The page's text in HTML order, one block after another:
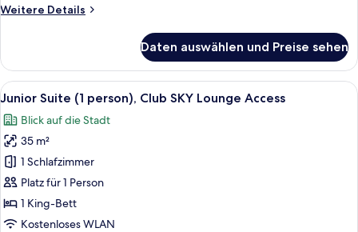
Lounge
anzeigen
Weitere Details
Weitere
Zimmer,
1 King-
Bett,
zur
Club
Lounge
(1
person)
Daten auswählen und Preise sehen
Alle
Fotos
für
Junior
Suite
(1
person),
Club
Ein Hotelzimmer mit einer Couch,
2
Junior Suite (1 person), Club SKY Lounge Access
Blick auf die Stadt
35 m²
1 Schlafzimmer
Platz für 1 Person
1 King-Bett
Kostenloses WLAN